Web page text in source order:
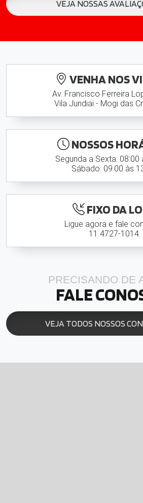
VEJA NOSSAS
VENHA NOS
Av. Francisco Ferreira
Vila Jundiai - Mogi das
NOSSOS
Segunda a Sexta: 08:00
Sábado: 09:00 às
FIXO DA
Ligue agora e fale
11 4727-1014
PRECISANDO DE
FALE
VEJA TODOS NOSSOS